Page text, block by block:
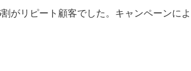
がリピート顧客でした。キャンペーンに